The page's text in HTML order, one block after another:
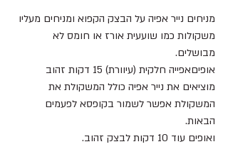
מניחים נייר אפיה על הבצק הקפוא ומניחים מעליו
משקולות כמו שועעית אורז או חומס לא
מבושלים.
אופיםאפייה חלקית (עיוורת) 15 דקות זהוב
מוציאים את נייר אפיה כולל המשקולת את
המשקולת אפשר לשמור בקופסא לפעמים
הבאות.
ואופים עוד 10 דקות לבצק זהוב.